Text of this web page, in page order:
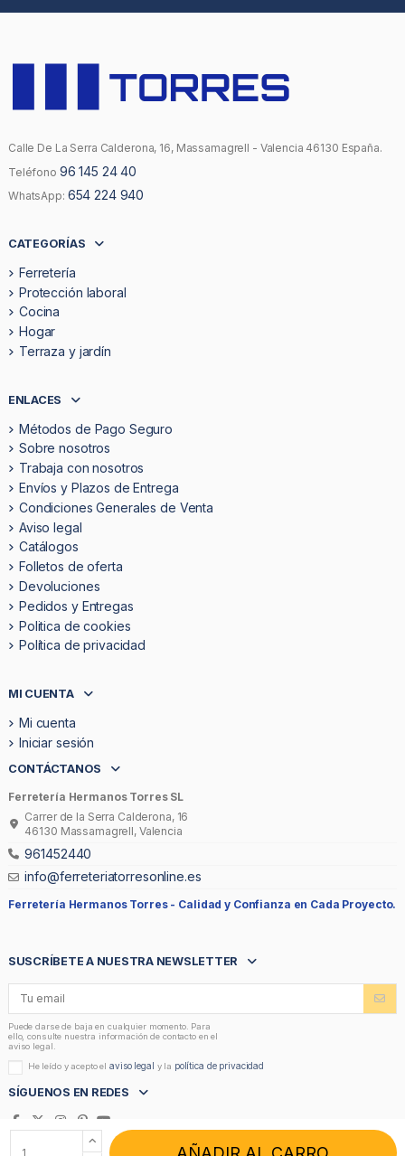
Calle De La Serra Calderona, 16, Massamagrell - Valencia 46130 España.
Teléfono 96 145 24 40
WhatsApp: 654 224 940
CATEGORÍAS
Ferretería
Protección laboral
Cocina
Hogar
Terraza y jardín
ENLACES
Métodos de Pago Seguro
Sobre nosotros
Trabaja con nosotros
Envíos y Plazos de Entrega
Condiciones Generales de Venta
Aviso legal
Catálogos
Folletos de oferta
Devoluciones
Pedidos y Entregas
Politica de cookies
Política de privacidad
MI CUENTA
Mi cuenta
Iniciar sesión
CONTÁCTANOS
Ferretería Hermanos Torres SL
Carrer de la Serra Calderona, 16
46130 Massamagrell, Valencia
961452440
info@ferreteriatorresonline.es
Ferretería Hermanos Torres - Calidad y Confianza en Cada Proyecto.
SUSCRÍBETE A NUESTRA NEWSLETTER
Puede darse de baja en cualquier momento. Para
ello, consulte nuestra información de contacto en el
aviso legal.
He leído y acepto elaviso legal y la política de privacidad
SÍGUENOS EN REDES